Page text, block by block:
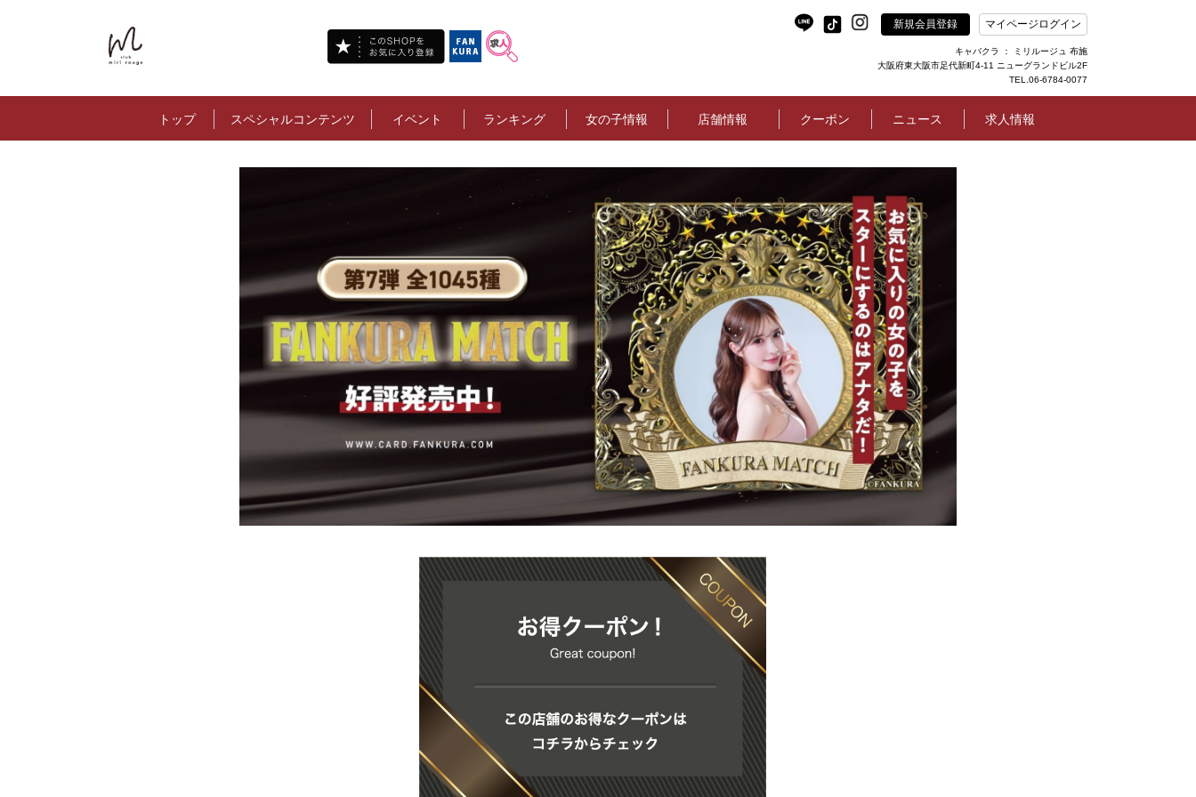
新規会員登録 マイページログイン
キャバクラ ： ミリルージュ 布施
大阪府東大阪市足代新町4-11 ニューグランドビル2F
TEL.06-6784-0077
トップ スペシャルコンテンツ イベント ランキング 女の子情報 店舗情報 クーポン ニュース 求人情報